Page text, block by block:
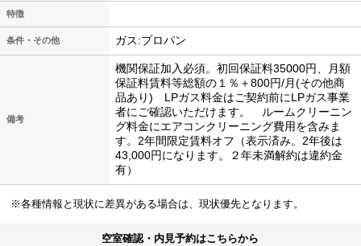
特徴
条件・その他 ガス:プロパン
備考
機関保証加入必須。初回保証料35000円、月額
保証料賃料等総額の１％＋800円/月(その他商
品あり) LPガス料金はご契約前にLPガス事業
者にご確認いただけます。 ルームクリーニン
グ料金にエアコンクリーニング費用を含みま
す。2年間限定賃料オフ（表示済み。2年後は
43,000円になります。２年未満解約は違約金
有）
※各種情報と現状に差異がある場合は、現状優先となります。
空室確認・内見予約はこちらから